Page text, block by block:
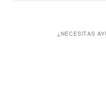
¿NECESITAS